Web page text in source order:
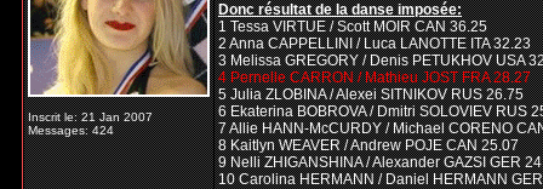
Inscrit le: 21 Jan 2007
Messages: 424
Donc résultat de la danse imposée:
1 Tessa VIRTUE / Scott MOIR CAN 36.25
2 Anna CAPPELLINI / Luca LANOTTE ITA 32.23
3 Melissa GREGORY / Denis PETUKHOV USA
4 Pernelle CARRON / Mathieu JOST FRA 28.27
5 Julia ZLOBINA / Alexei SITNIKOV RUS 26.75
6 Ekaterina BOBROVA / Dmitri SOLOVIEV RUS
7 Allie HANN-McCURDY / Michael CORENO
8 Kaitlyn WEAVER / Andrew POJE CAN 25.07
9 Nelli ZHIGANSHINA / Alexander GAZSI GER
10 Carolina HERMANN / Daniel HERMANN